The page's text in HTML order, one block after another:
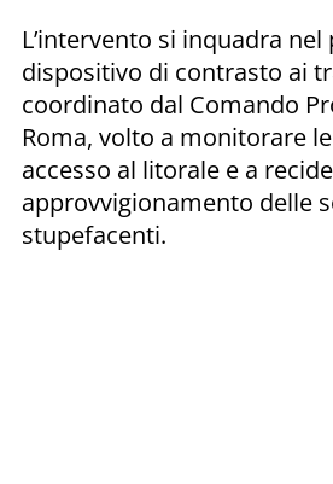
L’intervento si inquadra
dispositivo di contrasto ai
coordinato dal Comando
Roma, volto a monitorare
accesso al litorale e a
approvvigionamento delle
stupefacenti.